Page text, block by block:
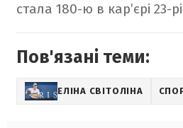
стала 180-ю в кар’єрі 23-
Пов'язані теми:
ЕЛІНА СВІТОЛІНА